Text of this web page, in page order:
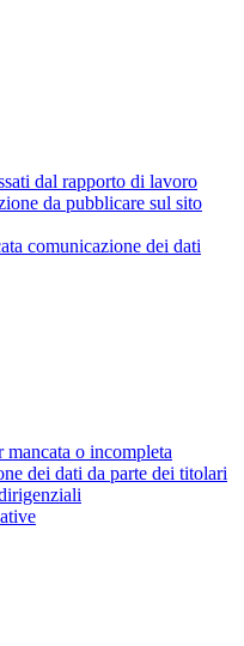
dal rapporto di lavoro
da pubblicare sul sito
comunicazione dei dati
mancata o incompleta
dei dati da parte dei titolari